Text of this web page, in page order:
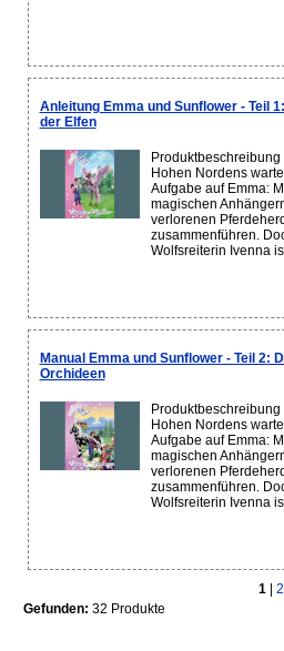
Anleitung Emma und Sunflower - Teil
der Elfen
Hohen Nordens
Aufgabe auf Emma:
magischen
verlorenen
zusammenführen.
Wolfsreiterin Ivenna
Manual Emma und Sunflower - Teil 2:
Orchideen
Hohen Nordens
Aufgabe auf Emma:
magischen
verlorenen
zusammenführen.
Wolfsreiterin Ivenna
1
2
Gefunden: 32 Produkte